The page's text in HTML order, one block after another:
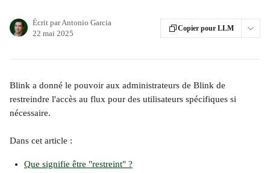
Écrit parAntonio Garcia
22 mai 2025
Copier pour LLM
Blink a donné le pouvoir aux administrateurs de Blink de
restreindre l'accès au flux pour des utilisateurs spécifiques si
nécessaire.
Dans cet article :
Que signifie être "restreint" ?